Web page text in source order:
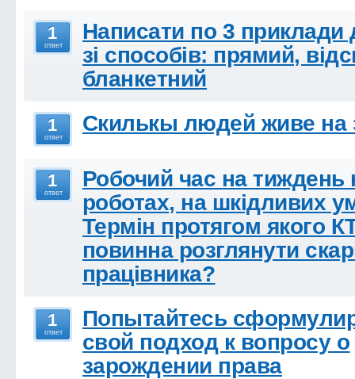
1
ответ
Написати по 3 приклади
зі способів: прямий,
бланкетний
1
ответ
Скилькы людей живе на
1
ответ
Робочий час на тиждень
роботах, на шкідливих
Термін протягом якого
повинна розглянути
працівника?
1
ответ
Попытайтесь
свой подход к вопросу о
зарождении права